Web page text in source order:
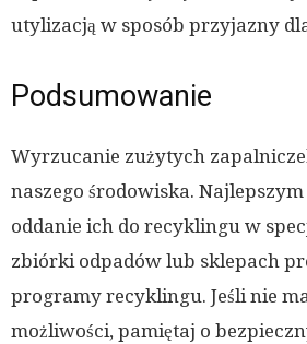
utylizacją w sposób przyjazny
Podsumowanie
Wyrzucanie zużytych
naszego środowiska.
oddanie ich do recyklingu w
zbiórki odpadów lub sklepach
programy recyklingu. Jeśli nie
możliwości, pamiętaj o